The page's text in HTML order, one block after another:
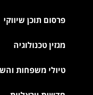
פרסום תוכן שיווקי
מגזין טכנולוגיה
טיולי משפחות